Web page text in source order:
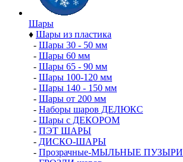
Шары
♦ Шары из пластика
- Шары 30 - 50 мм
- Шары 60 мм
- Шары 65 - 90 мм
- Шары 100-120 мм
- Шары 140 - 150 мм
- Шары от 200 мм
- Наборы шаров ДЕЛЮКС
- Шары с ДЕКОРОМ
- ПЭТ ШАРЫ
- ДИСКО-ШАРЫ
- Прозрачные-МЫЛЬНЫЕ ПУЗЫРИ